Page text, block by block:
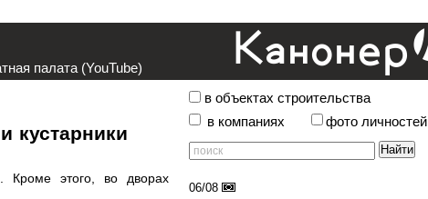
палата (YouTube)
кустарники
Кроме этого, во дворах
в объектах строительства
в компаниях
фото личностей
06/08